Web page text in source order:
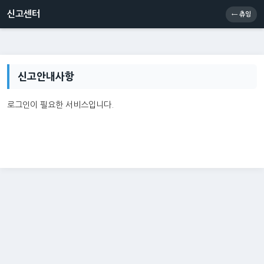
신고센터 메인
신고센터 ← 츄잉
신고안내사항
로그인이 필요한 서비스입니다.